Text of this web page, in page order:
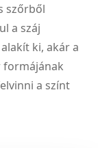
szőrből
a száj
ki, akár a
formájának
a színt